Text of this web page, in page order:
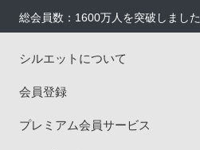
総会員数：1600万人を突破しました
シルエットについて
会員登録
プレミアム会員サービス